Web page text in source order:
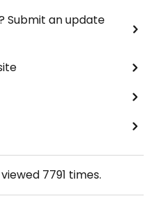
Submit an update
7791 times.